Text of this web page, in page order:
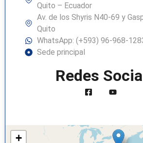
Quito – Ecuador
Av. de los Shyris N40-69 y
Quito
WhatsApp: (+593) 96-968-
Sede principal
Redes
+